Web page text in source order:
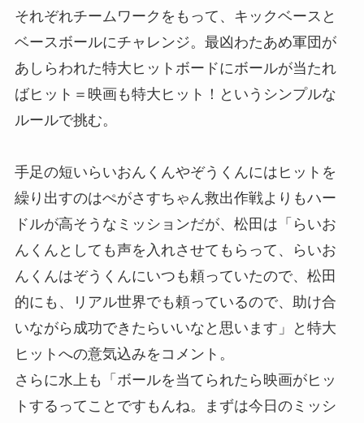
それぞれチームワークをもって、キックベースと
ベースボールにチャレンジ。最凶わたあめ軍団が
あしらわれた特大ヒットボードにボールが当たれ
ばヒット＝映画も特大ヒット！というシンプルな
ルールで挑む。
手足の短いらいおんくんやぞうくんにはヒットを
繰り出すのはぺがさすちゃん救出作戦よりもハー
ドルが高そうなミッションだが、松田は「らいお
んくんとしても声を入れさせてもらって、らいお
んくんはぞうくんにいつも頼っていたので、松田
的にも、リアル世界でも頼っているので、助け合
いながら成功できたらいいなと思います」と特大
ヒットへの意気込みをコメント。
さらに水上も「ボールを当てられたら映画がヒッ
トするってことですもんね。まずは今日のミッシ